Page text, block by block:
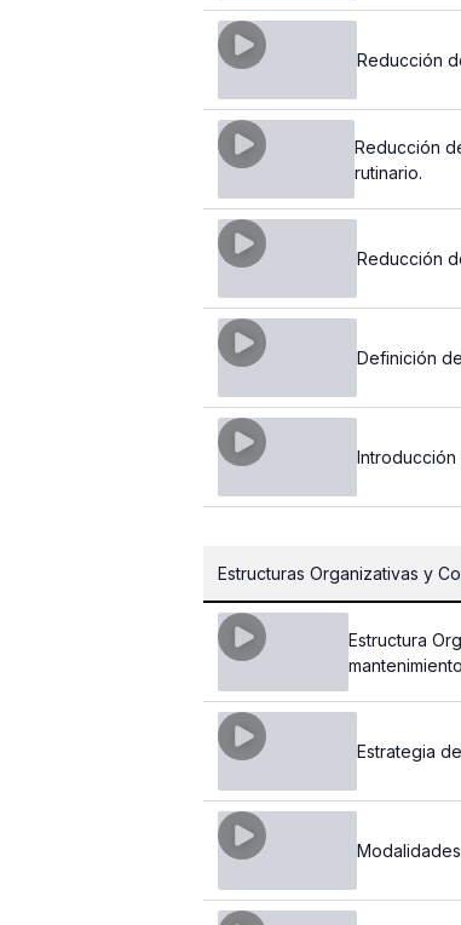
Reducción
Reducción
rutinario.
Reducción
Definición
Introducción
Estructuras Organizativas y
Estructura
Estrategia